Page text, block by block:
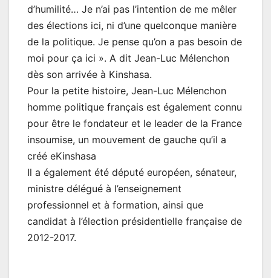
d’humilité… Je n’ai pas l’intention de me mêler
des élections ici, ni d’une quelconque manière
de la politique. Je pense qu’on a pas besoin de
moi pour ça ici ». A dit Jean-Luc Mélenchon
dès son arrivée à Kinshasa.
Pour la petite histoire, Jean-Luc Mélenchon
homme politique français est également connu
pour être le fondateur et le leader de la France
insoumise, un mouvement de gauche qu’il a
créé eKinshasa
Il a également été député européen, sénateur,
ministre délégué à l’enseignement
professionnel et à formation, ainsi que
candidat à l’élection présidentielle française de
2012-2017.